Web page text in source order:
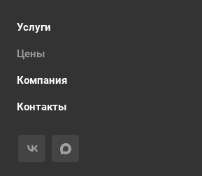
Услуги
Цены
Компания
Контакты